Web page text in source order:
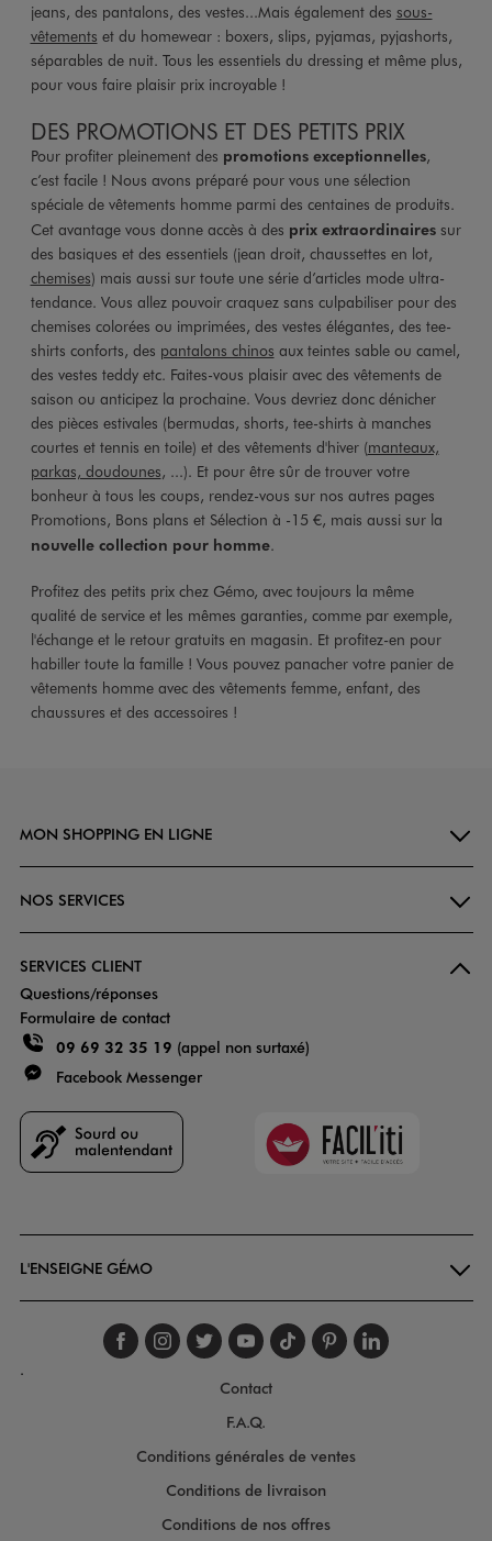
jeans, des pantalons, des vestes...Mais également des sous-
vêtements et du homewear : boxers, slips, pyjamas, pyjashorts,
séparables de nuit. Tous les essentiels du dressing et même plus,
pour vous faire plaisir prix incroyable !
DES PROMOTIONS ET DES PETITS PRIX
Pour profiter pleinement des promotions exceptionnelles,
c’est facile ! Nous avons préparé pour vous une sélection
spéciale de vêtements homme parmi des centaines de produits.
Cet avantage vous donne accès à des prix extraordinairessur
des basiques et des essentiels (jean droit, chaussettes en lot,
chemises) mais aussi sur toute une série d’articles mode ultra-
tendance. Vous allez pouvoir craquez sans culpabiliser pour des
chemises colorées ou imprimées, des vestes élégantes, des tee-
shirts conforts, des pantalons chinos aux teintes sable ou camel,
des vestes teddy etc. Faites-vous plaisir avec des vêtements de
saison ou anticipez la prochaine. Vous devriez donc dénicher
des pièces estivales (bermudas, shorts, tee-shirts à manches
courtes et tennis en toile) et des vêtements d'hiver (manteaux,
parkas, doudounes, ...). Et pour être sûr de trouver votre
bonheur à tous les coups, rendez-vous sur nos autres pages
Promotions, Bons plans et Sélection à -15 €, mais aussi sur la
nouvelle collection pour homme.
Profitez des petits prix chez Gémo, avec toujours la même
qualité de service et les mêmes garanties, comme par exemple,
l'échange et le retour gratuits en magasin. Et profitez-en pour
habiller toute la famille ! Vous pouvez panacher votre panier de
vêtements homme avec des vêtements femme, enfant, des
chaussures et des accessoires !
MON SHOPPING EN LIGNE
NOS SERVICES
SERVICES CLIENT
Questions/réponses
Formulaire de contact
09 69 32 35 19 (appel non surtaxé)
Facebook Messenger
Faciliti
L'ENSEIGNE GÉMO
Suivez-nous sur
Suivez-nous sur
Suivez-nous sur
Suivez-nous
Suivez-nous
Suivez-
.
Contact
F.A.Q.
Conditions générales de ventes
Conditions de livraison
Conditions de nos offres